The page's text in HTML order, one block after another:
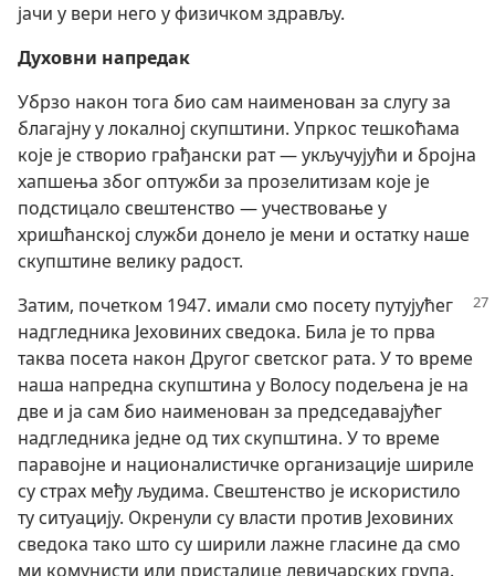
јачи у вери него у физичком здрављу.
Духовни напредак
Убрзо након тога био сам наименован за слугу за
благајну у локалној скупштини. Упркос тешкоћама
које је створио грађански рат — укључујући и бројна
хапшења због оптужби за прозелитизам које је
подстицало свештенство — учествовање у
хришћанској служби донело је мени и остатку наше
скупштине велику радост.
Затим, почетком 1947. имали смо посету путујућег
надгледника Јеховиних сведока. Била је то прва
таква посета након Другог светског рата. У то време
наша напредна скупштина у Волосу подељена је на
две и ја сам био наименован за председавајућег
надгледника једне од тих скупштина. У то време
паравојне и националистичке организације шириле
су страх међу људима. Свештенство је искористило
ту ситуацију. Окренули су власти против Јеховиних
сведока тако што су ширили лажне гласине да смо
ми комунисти или присталице левичарских група.